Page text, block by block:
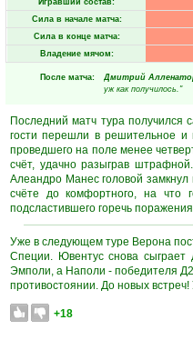
Игравший состав:
Сила в начале матча:
Сила в конце матча:
Владение мячом:
После матча: Дмитрий
уж как получилось."
Последний матч тура
гости перешли в решительное и
проведшего на поле менее
счёт, удачно разыграв
Алеандро Манес головой
счёте до комфортного, на что
подсластившего горечь
Уже в следующем туре Верона
Специи. Ювентус снова
Эмполи, а Наполи - победителя
противостоянии. До новых
+18